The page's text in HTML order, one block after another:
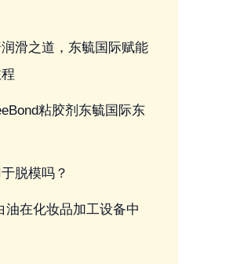
滑之道，东毓国际赋能
粘胶剂东毓国际东
脱模吗？
油在化妆品加工设备中